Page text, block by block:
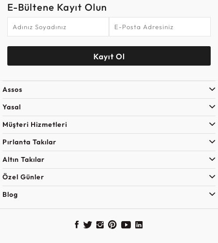
E-Bültene Kayıt Olun
Kayıt Ol
Assos
Yasal
Müşteri Hizmetleri
Pırlanta Takılar
Altın Takılar
Özel Günler
Blog